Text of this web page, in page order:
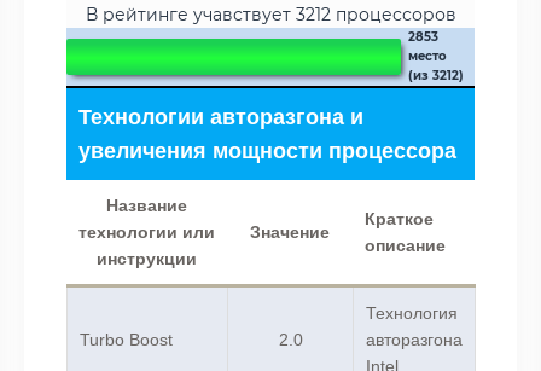
В рейтинге учавствует 3212 процессоров
2853
место
(из 3212)
Технологии авторазгона и
увеличения мощности процессора
Название
технологии или
инструкции
Значение
Краткое
описание
Turbo Boost 2.0
Технология
авторазгона
Intel.